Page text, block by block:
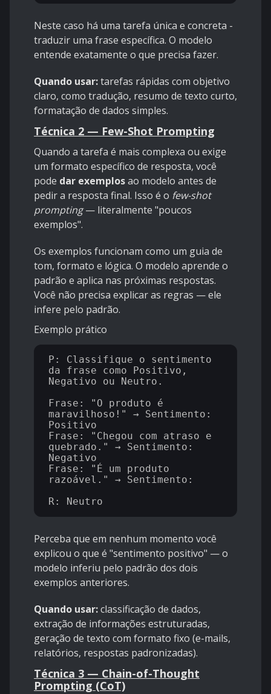
Neste caso há uma tarefa única e concreta -
traduzir uma frase específica. O modelo
entende exatamente o que precisa fazer.
Quando usar:tarefas rápidas com objetivo
claro, como tradução, resumo de texto curto,
formatação de dados simples.
Técnica 2 — Few-Shot Prompting
Quando a tarefa é mais complexa ou exige
um formato específico de resposta, você
pode dar exemplosao modelo antes de
pedir a resposta final. Isso é o few-shot
prompting— literalmente "poucos
exemplos".
Os exemplos funcionam como um guia de
tom, formato e lógica. O modelo aprende o
padrão e aplica nas próximas respostas.
Você não precisa explicar as regras — ele
infere pelo padrão.
Exemplo prático
P: Classifique o sentimento
da frase como Positivo,
Negativo ou Neutro.
Frase: "O produto é
maravilhoso!" → Sentimento:
Positivo
Frase: "Chegou com atraso e
quebrado." → Sentimento:
Negativo
Frase: "É um produto
razoável." → Sentimento:
Perceba que em nenhum momento você
explicou o que é "sentimento positivo" — o
modelo inferiu pelo padrão dos dois
exemplos anteriores.
Quando usar:classificação de dados,
extração de informações estruturadas,
geração de texto com formato fixo (e-mails,
relatórios, respostas padronizadas).
Técnica 3 — Chain-of-Thought
Prompting (CoT)